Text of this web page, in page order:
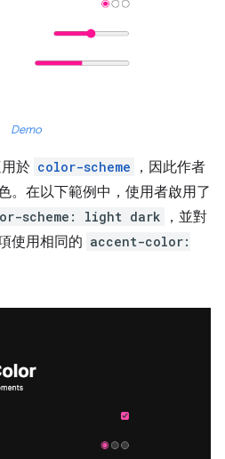
Demo
於 color-scheme
，因此作者
。在以下範例中，使用者啟用了
scheme: light dark
，並對
使用相同的 accent-color: